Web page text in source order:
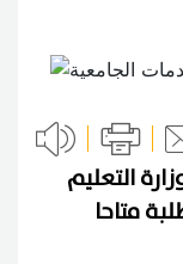
التعليم
متاحا